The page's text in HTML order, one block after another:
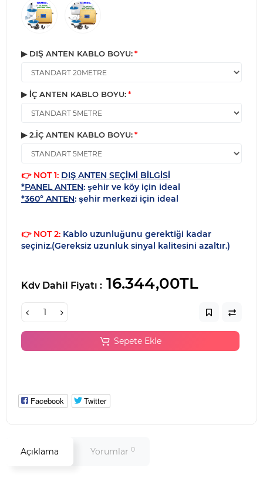
▶ DIŞ ANTEN KABLO BOYU:
▶ İÇ ANTEN KABLO BOYU:
▶ 2.İÇ ANTEN KABLO BOYU:
👉 NOT 1: DIŞ ANTEN SEÇİMİ BİLGİSİ
*PANEL ANTEN: şehir ve köy için ideal
*360° ANTEN: şehir merkezi için ideal
👉 NOT 2: Kablo uzunluğunu gerektiği kadar
seçiniz.(Gereksiz uzunluk sinyal kalitesini azaltır.)
Kdv Dahil Fiyatı : 16.344,00TL
Sepete Ekle
Facebook Twitter
Açıklama Yorumlar 0